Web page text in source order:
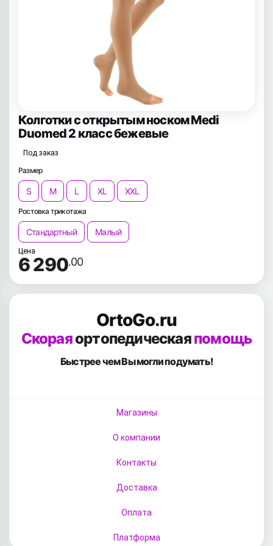
Колготки с открытым носком Medi
Duomed 2 класс бежевые
Под заказ
Размер
S M L XL XXL
Ростовка трикотажа
Стандартный Малый
Цена
6 290.00
OrtoGo.ru
Скораяортопедическаяпомощь
Быстрее чем Вымогли подумать!
Магазины
О компании
Контакты
Доставка
Оплата
Платформа